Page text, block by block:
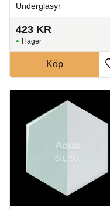
Underglasyr
423 KR
I lager
Köp